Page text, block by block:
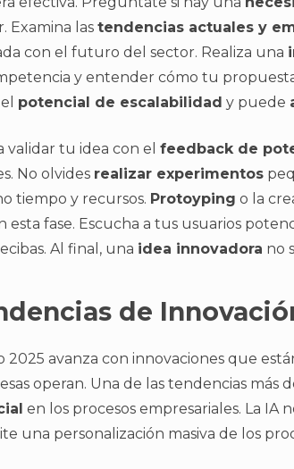
Examina las tendencias actuales y
con el futuro del sector. Realiza una
y entender cómo tu
potencial de escalabilidad y puede
validar tu idea con el feedback de
No olvides realizar experimentos
tiempo y recursos. Protoyping o la
esta fase. Escucha a tus usuarios
Al final, una idea innovadora no
de
2025 avanza con innovaciones que
operan. Una de las tendencias más
en los procesos empresariales. La IA
una personalización masiva de los